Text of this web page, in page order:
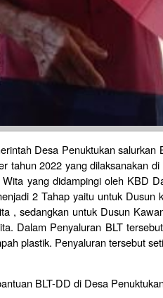
Desa Penuktukan
tahun 2022 yang dilaksanakan
yang didampingi oleh KBD
2 Tahap yaitu untuk Dusun
, sedangkan untuk Dusun
Dalam Penyaluran BLT
plastik. Penyaluran tersebut
BLT-DD di Desa